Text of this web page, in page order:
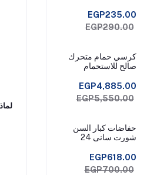
EGP235.00
EGP290.00
كرسي حمام متحرك
صالح للاستحمام
EGP4,885.00
EGP5,550.00
حفاضات كبار السن
شورت سانى 24
EGP618.00
EGP700.00